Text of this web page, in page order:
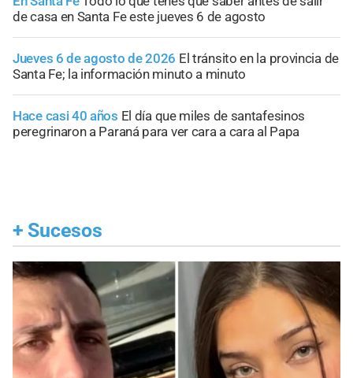
de casa en Santa Fe este jueves 6 de agosto
Jueves 6 de agosto de 2026 El tránsito en la provincia de
Santa Fe; la información minuto a minuto
Hace casi 40 años El día que miles de santafesinos
peregrinaron a Paraná para ver cara a cara al Papa
+ Sucesos